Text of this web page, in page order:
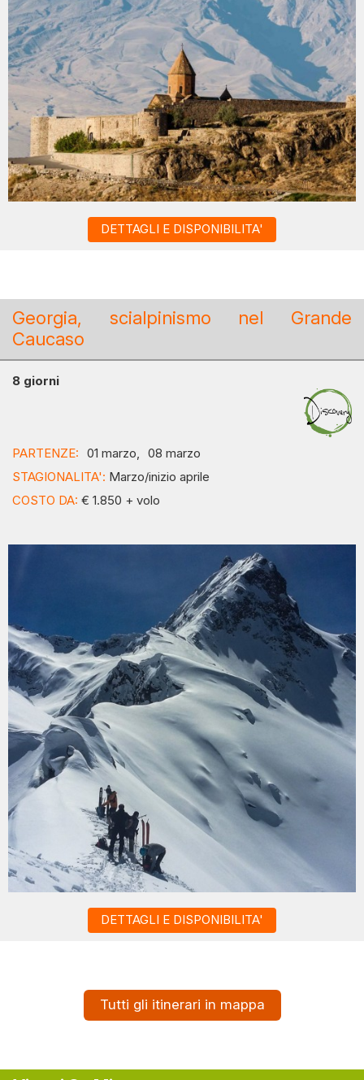
DETTAGLI E DISPONIBILITA'
Georgia, scialpinismo nel Grande
Caucaso
8 giorni
PARTENZE: 01 marzo, 08 marzo
STAGIONALITA': Marzo/inizio aprile
COSTO DA: € 1.850 + volo
DETTAGLI E DISPONIBILITA'
Tutti gli itinerari in mappa